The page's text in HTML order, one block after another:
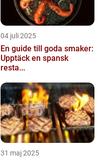
04 juli 2025
En guide till goda smaker:
Upptäck en spansk
resta...
31 maj 2025